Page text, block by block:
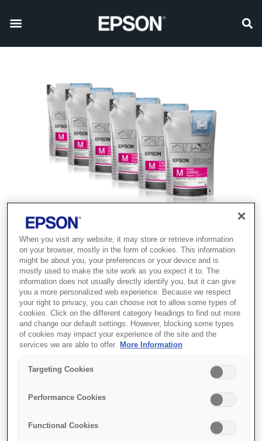
SKU:C13T741300
Magenta T741300
(1Lx6packs)
When you visit any website, it may store or retrieve information
on your browser, mostly in the form of cookies. This information
might be about you, your preferences or your device and is
mostly used to make the site work as you expect it to. The
information does not usually directly identify you, but it can give
you a more personalized web experience. Because we respect
your right to privacy, you can choose not to allow some types of
cookies. Click on the different category headings to find out more
and change our default settings. However, blocking some types
of cookies may impact your experience of the site and the
services we are able to offer.
More Information
Targeting Cookies
Performance Cookies
Functional Cookies